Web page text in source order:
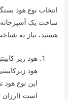
انتخاب نوع هود
ساخت یک آشپزخانه
هستید، نیاز به
هود زیر
هود
این نوع
است (ارزان